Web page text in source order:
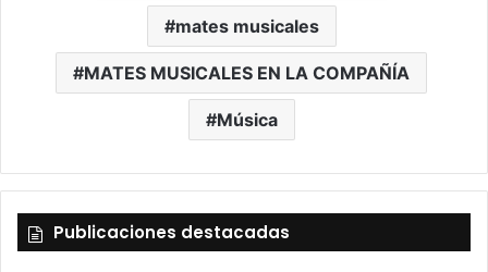
mates musicales
MATES MUSICALES EN LA COMPAÑÍA
Música
Publicaciones destacadas